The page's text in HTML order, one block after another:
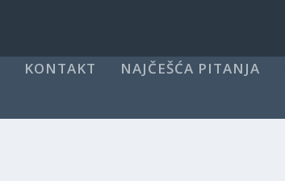
KONTAKT NAJČEŠĆA PITANJA